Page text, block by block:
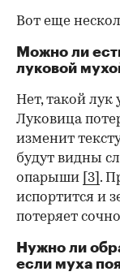
Вот еще
Можно ли
луковой
Нет, такой
Луковица
изменит
будут видны
опарыши
[3] .
испортится и
потеряет
Нужно ли
если муха